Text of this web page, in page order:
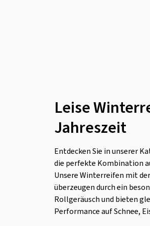
Leise
Jahreszeit
Entdecken Sie in unserer
die perfekte Kombination
Unsere Winterreifen mit der
überzeugen durch ein
Rollgeräusch und bieten
Performance auf Schnee,